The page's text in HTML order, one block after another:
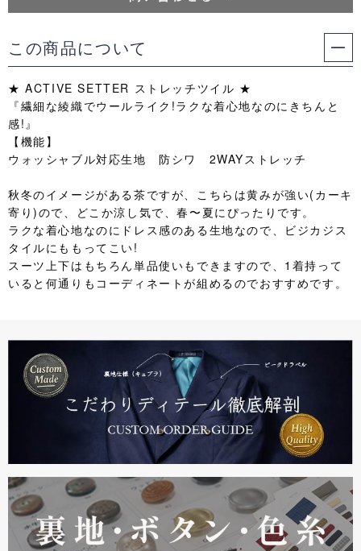
この商品について
★ ACTIVE SETTER ストレッチツイル ★
『繊細な綾織でウールライク!ラクな着心地なのにきちんと
感!』
【機能】
ウォッシャブル対応生地 防シワ 2WAYストレッチ
秋冬のイメージがある茶ですが、こちらは黄みが強い(カーキ
寄り)ので、どこか涼し気で、春〜夏にぴったりです。
ラクな着心地なのにドレス感のある生地なので、ビジカジス
タイルにももってこい!
スーツ上下はもちろん単品使いもできますので、1着持って
いると何通りもコーディネートが組めるのでおすすめです。